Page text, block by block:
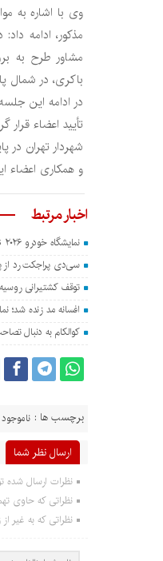
وی با اشاره به
مذکور، ادامه
مشاور طرح به
باکری، در شمال پارک میلاد واقع در
در ادامه این
تأیید اعضاء قرار
شهردار تهران
و همکاری اعضاء
اخبار مرتبط
نمایشگاه خودرو METAS ۲۰۲۶ در شارجه؛ میزبان ۵۱ شرکت از جمله ۴۴ شرکت چینی
سی‌دی پراجکت رد از
توقف کشتیرانی
افسانه مد زنده شد؛
کوالکام به دنبال تصاحب جیم
برچسب ها : ناموجود
ارسال نظر شما
نظرات ارسال شده
نظراتی که حاوی
نظراتی که به غیر